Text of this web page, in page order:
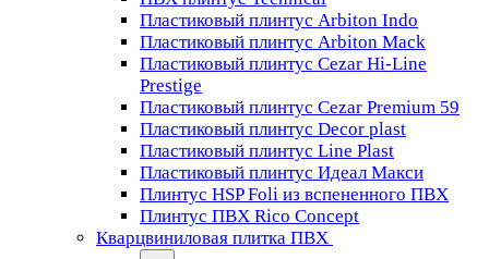
Пластиковый плинтус Arbiton Indo
Пластиковый плинтус Arbiton Mack
Пластиковый плинтус Cezar Hi-Line
Prestige
Пластиковый плинтус Cezar Premium 59
Пластиковый плинтус Decor plast
Пластиковый плинтус Line Plast
Пластиковый плинтус Идеал Макси
Плинтус HSP Foli из вспененного ПВХ
Плинтус ПВХ Rico Concept
Кварцвиниловая плитка ПВХ